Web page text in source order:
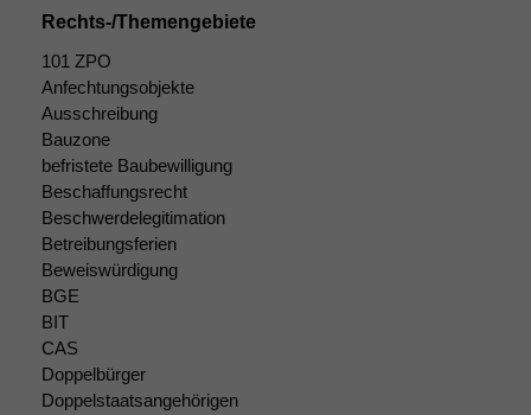
Rechts-/Themengebiete
101 ZPO
Anfechtungsobjekte
Ausschreibung
Bauzone
befristete Baubewilligung
Beschaffungsrecht
Beschwerdelegitimation
Betreibungsferien
Beweiswürdigung
BGE
BIT
CAS
Doppelbürger
Doppelstaatsangehörigen